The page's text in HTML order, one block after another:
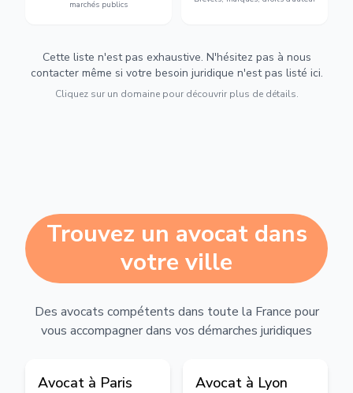
marchés publics
Cette liste n'est pas exhaustive. N'hésitez pas à nous
contacter même si votre besoin juridique n'est pas listé ici.
Cliquez sur un domaine pour découvrir plus de détails.
Trouvez un avocat dans
votre ville
Des avocats compétents dans toute la France pour
vous accompagner dans vos démarches juridiques
Avocat à Paris Avocat à Lyon